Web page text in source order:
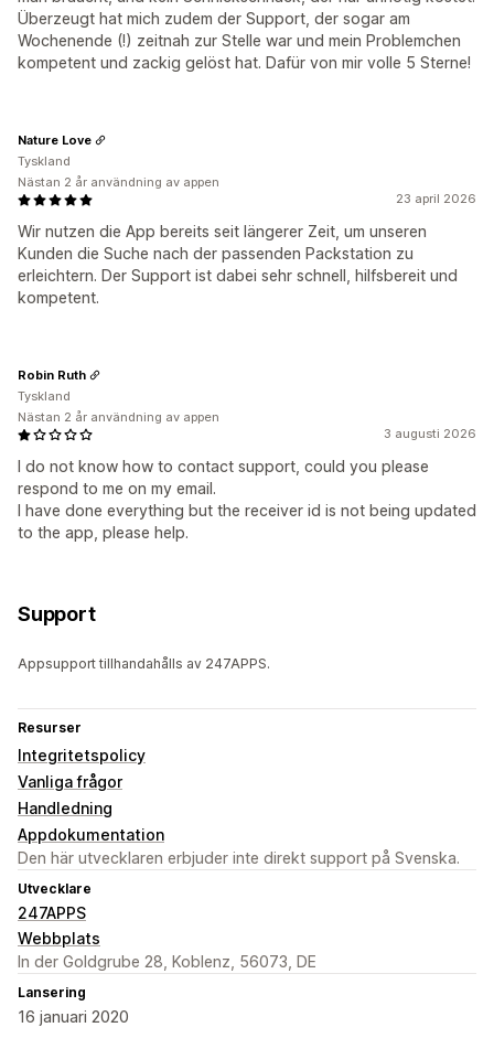
Überzeugt hat mich zudem der Support, der sogar am
Wochenende (!) zeitnah zur Stelle war und mein Problemchen
kompetent und zackig gelöst hat. Dafür von mir volle 5 Sterne!
23 april 2026
Wir nutzen die App bereits seit längerer Zeit, um unseren
Kunden die Suche nach der passenden Packstation zu
erleichtern. Der Support ist dabei sehr schnell, hilfsbereit und
kompetent.
Nature Love
Tyskland
Nästan 2 år användning av appen
3 augusti 2026
I do not know how to contact support, could you please
respond to me on my email.
I have done everything but the receiver id is not being updated
to the app, please help.
Robin Ruth
Tyskland
Nästan 2 år användning av appen
Support
Appsupport tillhandahålls av 247APPS.
Resurser
Integritetspolicy
Vanliga frågor
Handledning
Appdokumentation
Den här utvecklaren erbjuder inte direkt support på Svenska.
Utvecklare
247APPS
Webbplats
In der Goldgrube 28, Koblenz, 56073, DE
Lansering
16 januari 2020